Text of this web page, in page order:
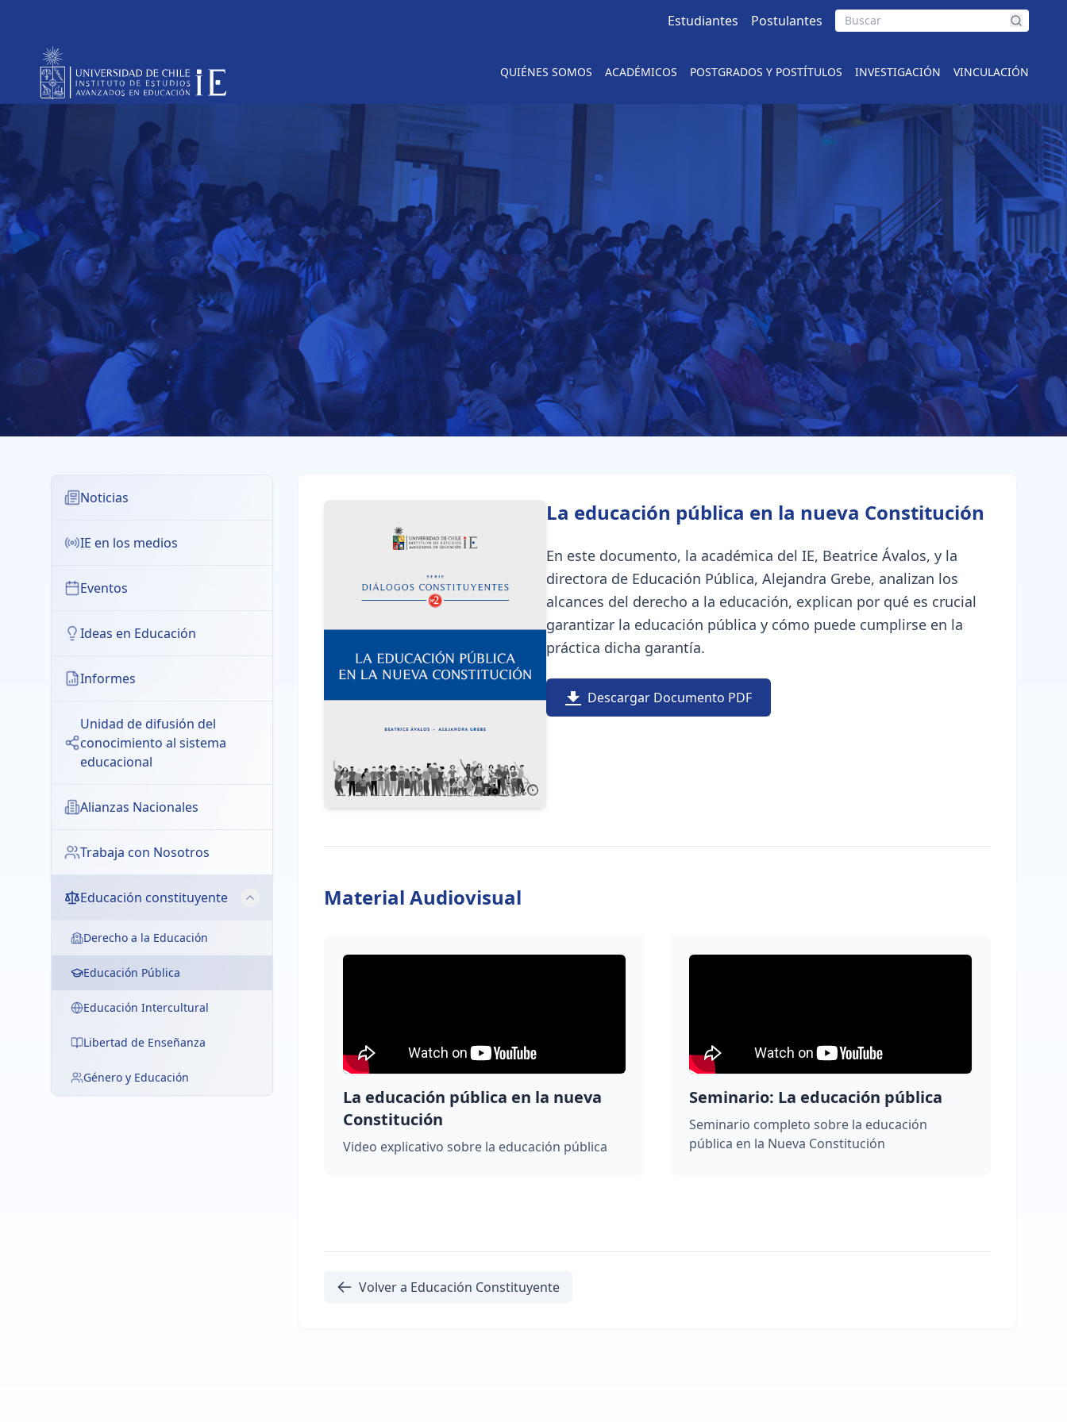
Estudiantes Postulantes
QUIÉNES SOMOS ACADÉMICOS POSTGRADOS Y POSTÍTULOS INVESTIGACIÓN VINCULACIÓN
Educación Constituyente - Educación Pública
Noticias
IE en los medios
Eventos
Ideas en Educación
Informes
Unidad de difusión del
conocimiento al sistema
educacional
Alianzas Nacionales
Trabaja con Nosotros
Educación constituyente
Derecho a la Educación
Educación Pública
Educación Intercultural
Libertad de Enseñanza
Género y Educación
La educación pública en la nueva Constitución
En este documento, la académica del IE, Beatrice Ávalos, y la
directora de Educación Pública, Alejandra Grebe, analizan los
alcances del derecho a la educación, explican por qué es crucial
garantizar la educación pública y cómo puede cumplirse en la
práctica dicha garantía.
Descargar Documento PDF
Material Audiovisual
La educación pública en la nueva
Constitución
Video explicativo sobre la educación pública
Seminario: La educación pública
Seminario completo sobre la educación
pública en la Nueva Constitución
Volver a Educación Constituyente